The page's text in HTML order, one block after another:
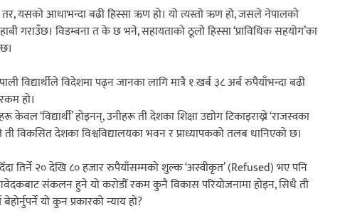
तर, यसको आधाभन्दा बढी हिस्सा ऋण हो। यो त्यस्तो ऋण हो, जसले नेपालको
गराउँछ। विडम्बना त के छ भने, सहायताको ठूलो हिस्सा ‘प्राविधिक सहयोग’का
विद्यार्थीले विदेशमा पढ्न जानका लागि मात्रै १ खर्ब ३८ अर्ब रुपैयाँभन्दा बढी
हो।
केवल ‘विद्यार्थी’ होइनन्, उनीहरू ती देशका शिक्षा उद्योग टिकाइराख्ने ‘राजस्वका
विकसित देशका विश्वविद्यालयका भवन र प्राध्यापकको तलब धानिएको छ।
तिर्ने २० देखि ८० हजार रुपैयाँसम्मको शुल्क ‘अस्वीकृत’ (Refused) भए पनि
संकलन हुने यो करोडौँ रकम कुनै विकास परियोजनामा होइन, सिधै ती
यो कुन प्रकारको न्याय हो?